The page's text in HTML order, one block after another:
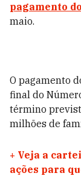
pagamento do
maio.
O pagamento
final do
término
milhões de
+ Veja a
ações para